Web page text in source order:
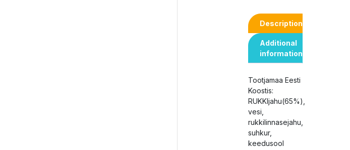
Description
Additional
information
Tootjamaa Eesti
Koostis:
RUKKIjahu(65%),
vesi,
rukkilinnasejahu,
suhkur,
keedusool